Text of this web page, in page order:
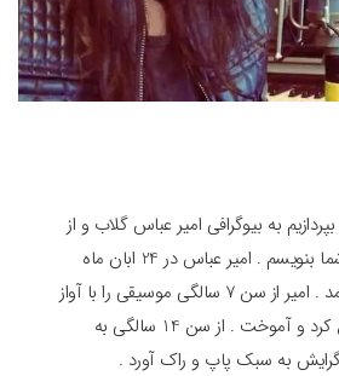
به بیوگرافی امیر عباس گلاب و از
زندگی شخصی او برای شما بنویسم . امیر عباس در 24 ابان ماه
1365 در تهران به دنیا آمد . امیر از سن 7 سالگی موسیقی را با آواز
سنتی نزد پدر خود شروع کرد و آموخت . از سن 14 سالگی به
به سبک پاپ و راک آورد .